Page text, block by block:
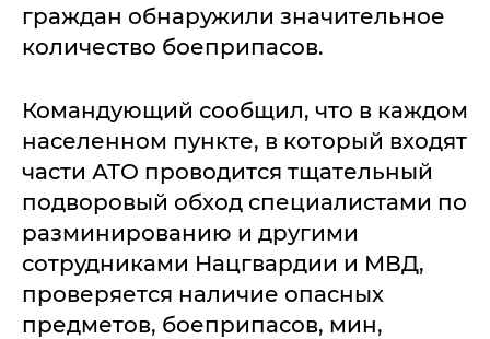
граждан обнаружили значительное
количество боеприпасов.
Командующий сообщил, что в каждом
населенном пункте, в который входят
части АТО проводится тщательный
подворовый обход специалистами по
разминированию и другими
сотрудниками Нацгвардии и МВД,
проверяется наличие опасных
предметов, боеприпасов, мин,